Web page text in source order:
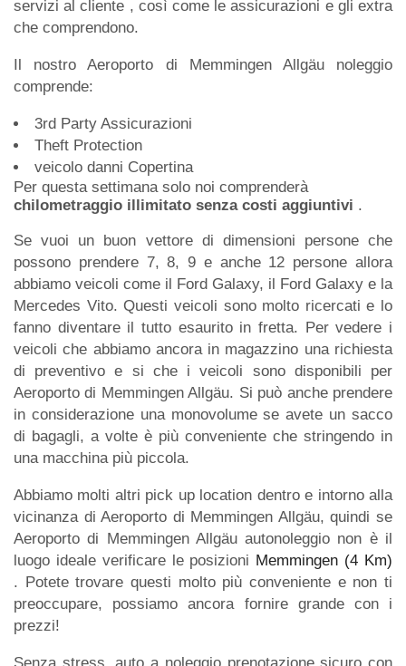
servizi al cliente , così come le assicurazioni e gli extra
che comprendono.
Il nostro Aeroporto di Memmingen Allgäu noleggio
comprende:
3rd Party Assicurazioni
Theft Protection
veicolo danni Copertina
Per questa settimana solo noi comprenderà
chilometraggio illimitato senza costi aggiuntivi .
Se vuoi un buon vettore di dimensioni persone che
possono prendere 7, 8, 9 e anche 12 persone allora
abbiamo veicoli come il Ford Galaxy, il Ford Galaxy e la
Mercedes Vito. Questi veicoli sono molto ricercati e lo
fanno diventare il tutto esaurito in fretta. Per vedere i
veicoli che abbiamo ancora in magazzino una richiesta
di preventivo e si che i veicoli sono disponibili per
Aeroporto di Memmingen Allgäu. Si può anche prendere
in considerazione una monovolume se avete un sacco
di bagagli, a volte è più conveniente che stringendo in
una macchina più piccola.
Abbiamo molti altri pick up location dentro e intorno alla
vicinanza di Aeroporto di Memmingen Allgäu, quindi se
Aeroporto di Memmingen Allgäu autonoleggio non è il
luogo ideale verificare le posizioni Memmingen (4 Km)
. Potete trovare questi molto più conveniente e non ti
preoccupare, possiamo ancora fornire grande con i
prezzi!
Senza stress, auto a noleggio prenotazione sicuro con